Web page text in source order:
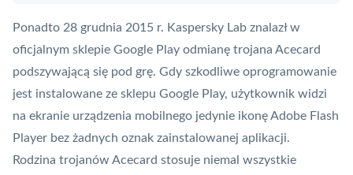
Ponadto 28 grudnia 2015 r. Kaspersky Lab znalazł w
oficjalnym sklepie Google Play odmianę trojana Acecard
podszywającą się pod grę. Gdy szkodliwe oprogramowanie
jest instalowane ze sklepu Google Play, użytkownik widzi
na ekranie urządzenia mobilnego jedynie ikonę Adobe Flash
Player bez żadnych oznak zainstalowanej aplikacji.
Rodzina trojanów Acecard stosuje niemal wszystkie